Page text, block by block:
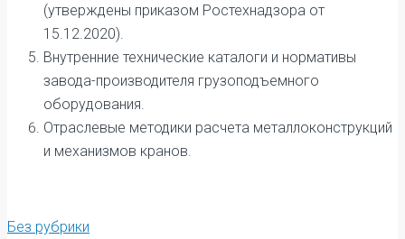
(утверждены приказом Ростехнадзора от
15.12.2020).
Внутренние технические каталоги и нормативы
завода-производителя грузоподъемного
оборудования.
Отраслевые методики расчета металлоконструкций
и механизмов кранов.
Без рубрики